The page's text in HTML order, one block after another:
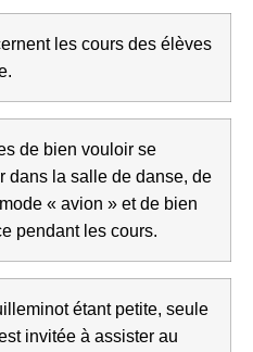
les cours des élèves
de bien vouloir se
dans la salle de danse, de
« avion » et de bien
pendant les cours.
étant petite, seule
invitée à assister au